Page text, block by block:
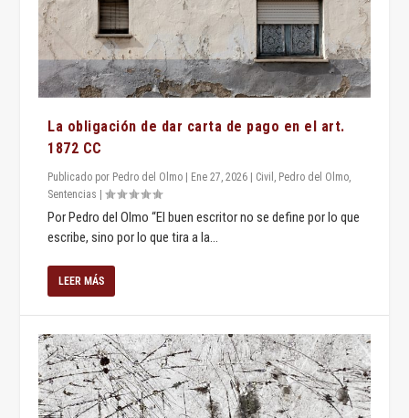
La obligación de dar carta de pago en el art.
1872 CC
Publicado por Pedro del Olmo | Ene 27, 2026 | Civil Pedro del Olmo
Sentencias |
Por Pedro del Olmo “El buen escritor no se define por lo que
escribe, sino por lo que tira a la...
LEER MÁS